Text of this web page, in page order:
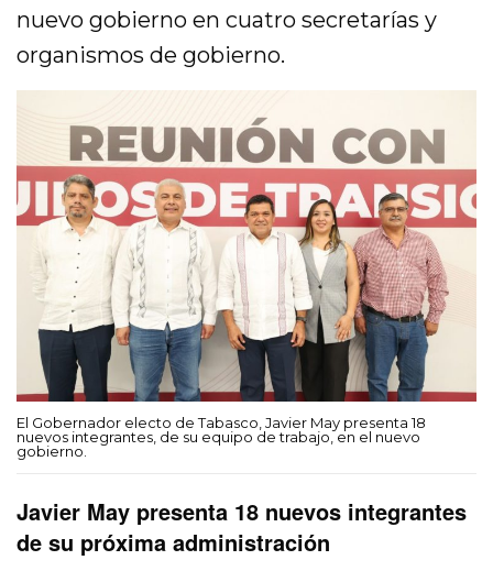
nuevo gobierno en cuatro secretarías y
organismos de gobierno.
El Gobernador electo de Tabasco, Javier May presenta 18
nuevos integrantes, de su equipo de trabajo, en el nuevo
gobierno.
Javier May presenta 18 nuevos integrantes
de su próxima administración